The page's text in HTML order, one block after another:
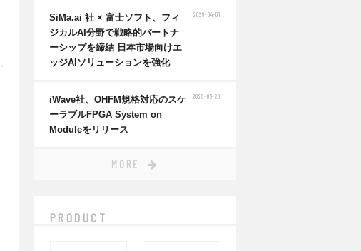
SiMa.ai 社 × 富士ソフト、フィ
ジカルAI分野で戦略的パートナ
ーシップを締結 日本市場向けエ
ッジAIソリューションを強化
2026-04-01
iWave社、OHFM規格対応のスケ
ーラブルFPGA System on
Moduleをリリース
2026-03-20
MORE
PRODUCT